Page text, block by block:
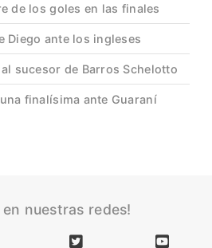
de los goles en las finales
Diego ante los ingleses
sucesor de Barros Schelotto
finalísima ante Guaraní
nuestras redes!